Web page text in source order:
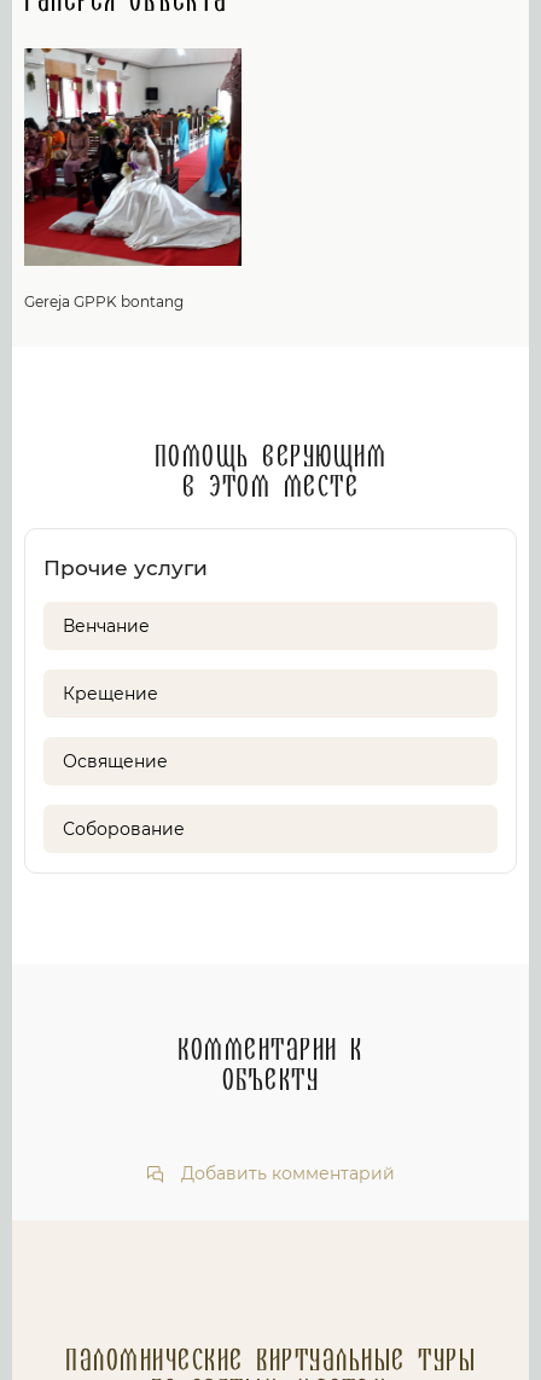
Gereja GPPK bontang
Помощь верующим
в этом месте
Прочие услуги
Венчание
Крещение
Освящение
Соборование
Комментарии к
объекту
Добавить комментарий
Паломнические Виртуальные туры